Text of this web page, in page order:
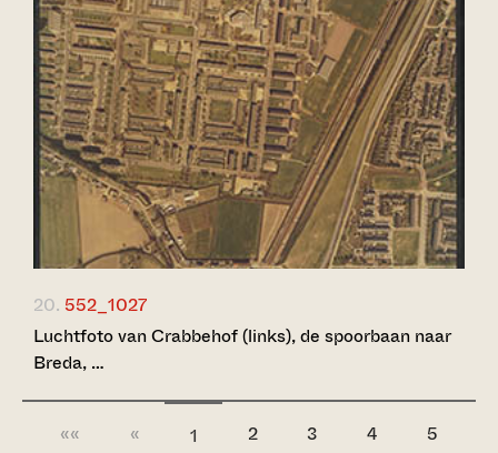
20. 552_1027
Luchtfoto van Crabbehof (links), de spoorbaan naar
Breda, …
«« « 1 2 3 4 5